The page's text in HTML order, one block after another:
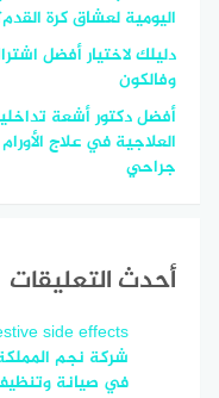
اليومية لعشاق كرة
وفالكون
أفضل دكتور أشعة
العلاجية في علاج
جراحي
أحدث التعليقات
side effects
شركة نجم
في صيانة وتنظيف